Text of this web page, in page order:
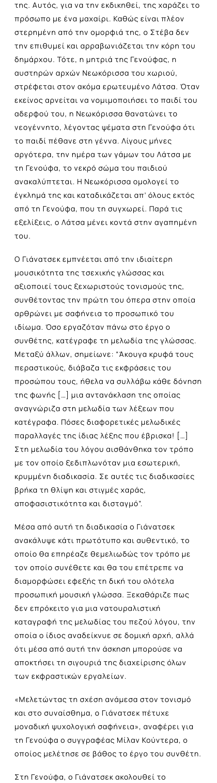
της. Αυτός, για να την εκδικηθεί, της χαράζει το
πρόσωπο με ένα μαχαίρι. Καθώς είναι πλέον
στερημένη από την ομορφιά της, ο Στέβα δεν
την επιθυμεί και αρραβωνιάζεται την κόρη του
δημάρχου. Τότε, η μητριά της Γενούφας, η
αυστηρών αρχών Νεωκόρισσα του χωριού,
στρέφεται στον ακόμα ερωτευμένο Λάτσα. Όταν
εκείνος αρνείται να νομιμοποιήσει το παιδί του
αδερφού του, η Νεωκόρισσα θανατώνει το
νεογέννητο, λέγοντας ψέματα στη Γενούφα ότι
το παιδί πέθανε στη γέννα. Λίγους μήνες
αργότερα, την ημέρα των γάμων του Λάτσα με
τη Γενούφα, το νεκρό σώμα του παιδιού
ανακαλύπτεται. Η Νεωκόρισσα ομολογεί το
έγκλημά της και καταδικάζεται απ’ όλους εκτός
από τη Γενούφα, που τη συγχωρεί. Παρά τις
εξελίξεις, ο Λάτσα μένει κοντά στην αγαπημένη
του.
Ο Γιάνατσεκ εμπνέεται από την ιδιαίτερη
μουσικότητα της τσεχικής γλώσσας και
αξιοποιεί τους ξεχωριστούς τονισμούς της,
συνθέτοντας την πρώτη του όπερα στην οποία
αρθρώνει με σαφήνεια το προσωπικό του
ιδίωμα. Όσο εργαζόταν πάνω στο έργο ο
συνθέτης, κατέγραφε τη μελωδία της γλώσσας.
Μεταξύ άλλων, σημείωνε: “Άκουγα κρυφά τους
περαστικούς, διάβαζα τις εκφράσεις του
προσώπου τους, ήθελα να συλλάβω κάθε δόνηση
της φωνής […] μια αντανάκλαση της οποίας
αναγνώριζα στη μελωδία των λέξεων που
κατέγραφα. Πόσες διαφορετικές μελωδικές
παραλλαγές της ίδιας λέξης που έβρισκα! […]
Στη μελωδία του λόγου αισθάνθηκα τον τρόπο
με τον οποίο ξεδιπλωνόταν μια εσωτερική,
κρυμμένη διαδικασία. Σε αυτές τις διαδικασίες
βρήκα τη θλίψη και στιγμές χαράς,
αποφασιστικότητα και δισταγμό”.
Μέσα από αυτή τη διαδικασία ο Γιάνατσεκ
ανακάλυψε κάτι πρωτότυπο και αυθεντικό, το
οποίο θα επηρέαζε θεμελιωδώς τον τρόπο με
τον οποίο συνέθετε και θα του επέτρεπε να
διαμορφώσει εφεξής τη δική του ολότελα
προσωπική μουσική γλώσσα. Ξεκαθάριζε πως
δεν επρόκειτο για μια νατουραλιστική
καταγραφή της μελωδίας του πεζού λόγου, την
οποία ο ίδιος αναδείκνυε σε δομική αρχή, αλλά
ότι μέσα από αυτή την άσκηση μπορούσε να
αποκτήσει τη σιγουριά της διαχείρισης όλων
των εκφραστικών εργαλείων.
«Μελετώντας τη σχέση ανάμεσα στον τονισμό
και στο συναίσθημα, ο Γιάνατσεκ πέτυχε
μοναδική ψυχολογική σαφήνεια», αναφέρει για
τη Γενούφα ο συγγραφέας Μίλαν Κούντερα, ο
οποίος μελέτησε σε βάθος το έργο του συνθέτη.
Στη Γενούφα, ο Γιάνατσεκ ακολουθεί το